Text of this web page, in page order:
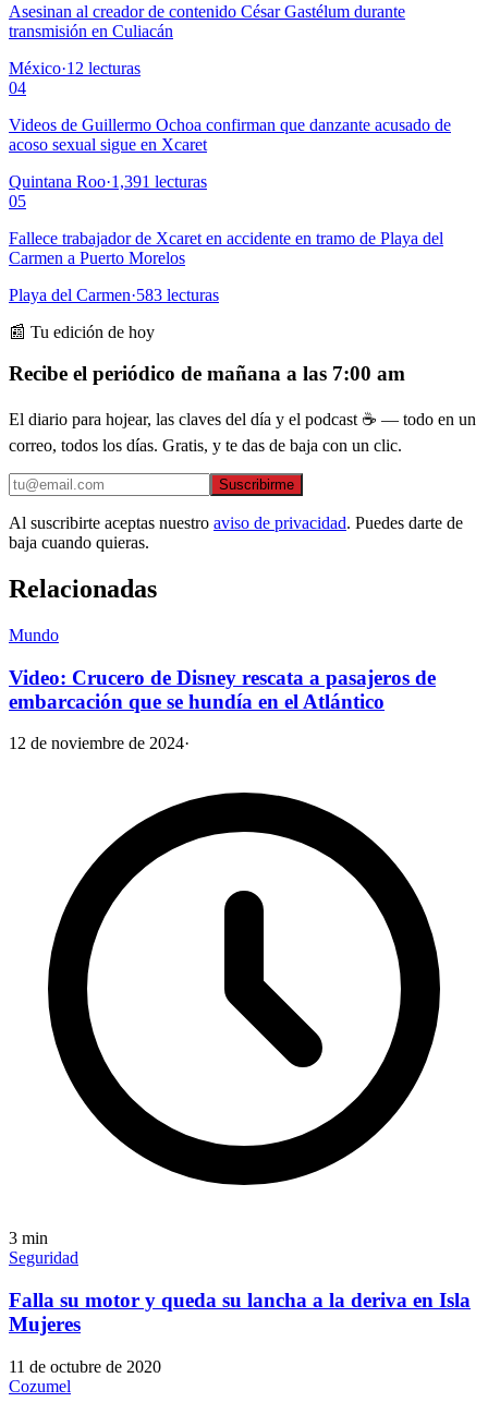
Asesinan al creador de contenido César Gastélum durante
transmisión en Culiacán
México·12 lecturas
04
Videos de Guillermo Ochoa confirman que danzante acusado de
acoso sexual sigue en Xcaret
Quintana Roo·1,391 lecturas
05
Fallece trabajador de Xcaret en accidente en tramo de Playa del
Carmen a Puerto Morelos
Playa del Carmen·583 lecturas
📰 Tu edición de hoy
Recibe el periódico de mañana a las 7:00 am
El diario para hojear, las claves del día y el podcast ☕ — todo en un
correo, todos los días. Gratis, y te das de baja con un clic.
Suscribirme
Al suscribirte aceptas nuestro aviso de privacidad. Puedes darte de
baja cuando quieras.
Relacionadas
Mundo
Video: Crucero de Disney rescata a pasajeros de
embarcación que se hundía en el Atlántico
12 de noviembre de 2024·
3 min
Seguridad
Falla su motor y queda su lancha a la deriva en Isla
Mujeres
11 de octubre de 2020
Cozumel